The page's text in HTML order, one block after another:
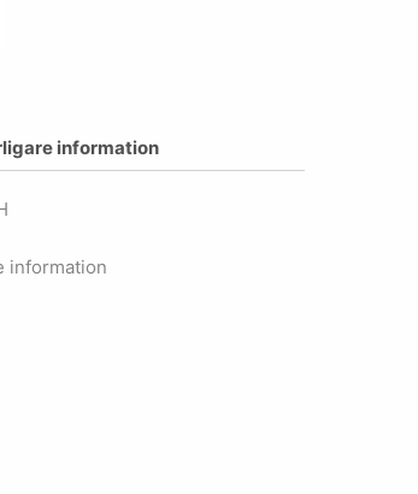
information
information